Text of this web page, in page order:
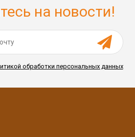
на новости!
обработки персональных данных